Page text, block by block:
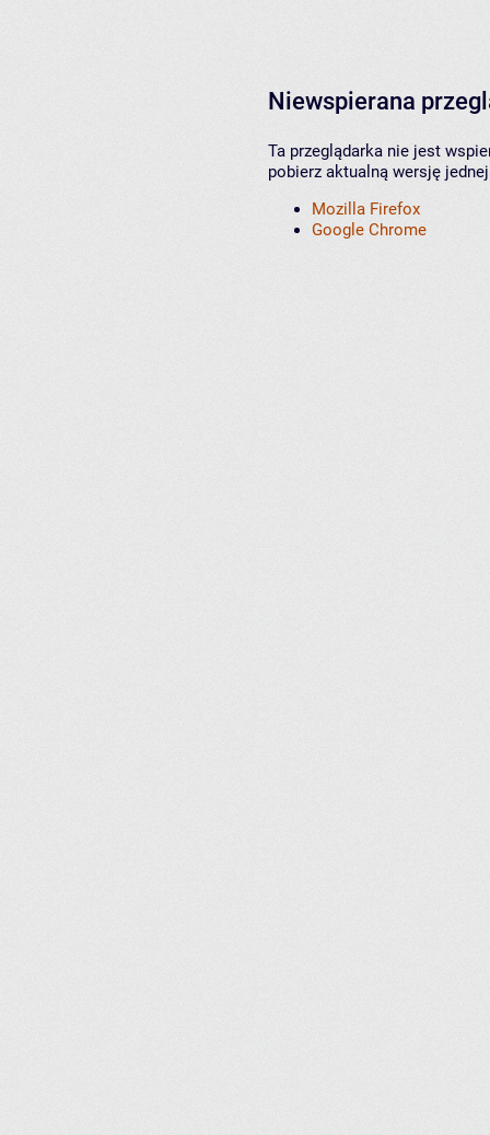
Niewspierana
Ta przeglądarka nie jest
pobierz aktualną wersję
Mozilla Firefox
Google Chrome